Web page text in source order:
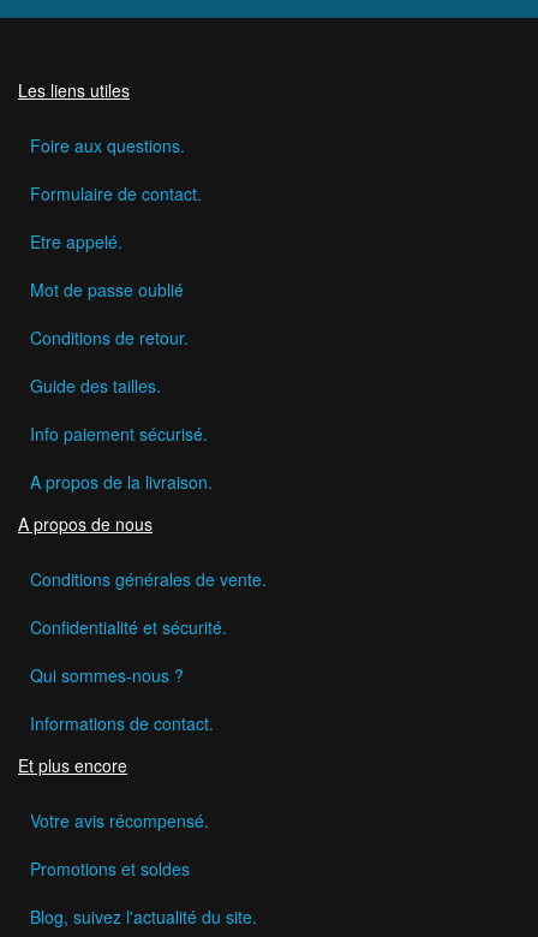
Les liens utiles
Foire aux questions.
Formulaire de contact.
Etre appelé.
Mot de passe oublié
Conditions de retour.
Guide des tailles.
Info paiement sécurisé.
A propos de la livraison.
A propos de nous
Conditions générales de vente.
Confidentialité et sécurité.
Qui sommes-nous ?
Informations de contact.
Et plus encore
Votre avis récompensé.
Promotions et soldes
Blog, suivez l'actualité du site.